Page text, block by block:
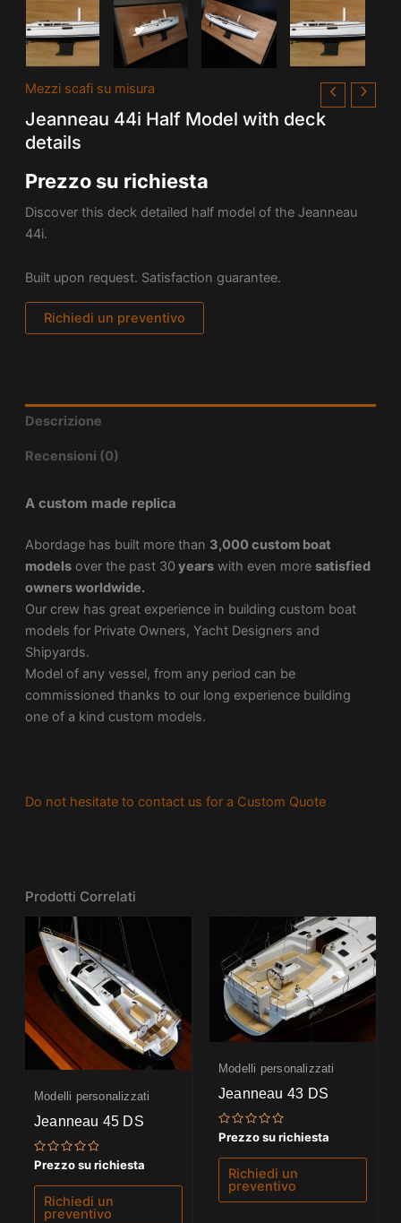
Mezzi scafi su misura
Jeanneau 44i Half Model with deck
details
Prezzo su richiesta
Discover this deck detailed half model of the Jeanneau
44i.
Built upon request. Satisfaction guarantee.
Richiedi un preventivo
Descrizione
Recensioni (0)
A custom made replica
Abordage has built more than 3,000 custom boat
modelsover the past 30 yearswith even more satisfied
owners worldwide.
Our crew has great experience in building custom boat
models for Private Owners, Yacht Designers and
Shipyards.
Model of any vessel, from any period can be
commissioned thanks to our long experience building
one of a kind custom models.
Do not hesitate to contact us for a Custom Quote
Prodotti Correlati
Modelli personalizzati
Jeanneau 45 DS
Valutato
0
su
Prezzo su richiesta
Richiedi un
preventivo
Modelli personalizzati
Jeanneau 43 DS
Valutato
0
su
Prezzo su richiesta
Richiedi un
preventivo